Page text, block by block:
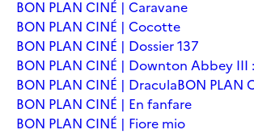
BON PLAN CINÉ | Caravane
BON PLAN CINÉ | Cocotte
BON PLAN CINÉ | Dossier 137
BON PLAN CINÉ | Downton Abbey III
BON PLAN CINÉ | DraculaBON PLAN
BON PLAN CINÉ | En fanfare
BON PLAN CINÉ | Fiore mio